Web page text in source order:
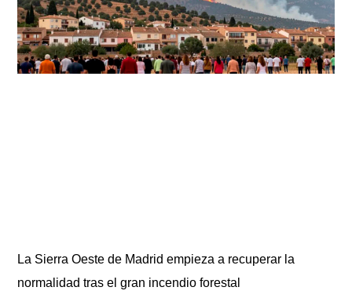
La Sierra Oeste de Madrid empieza a recuperar la
normalidad tras el gran incendio forestal